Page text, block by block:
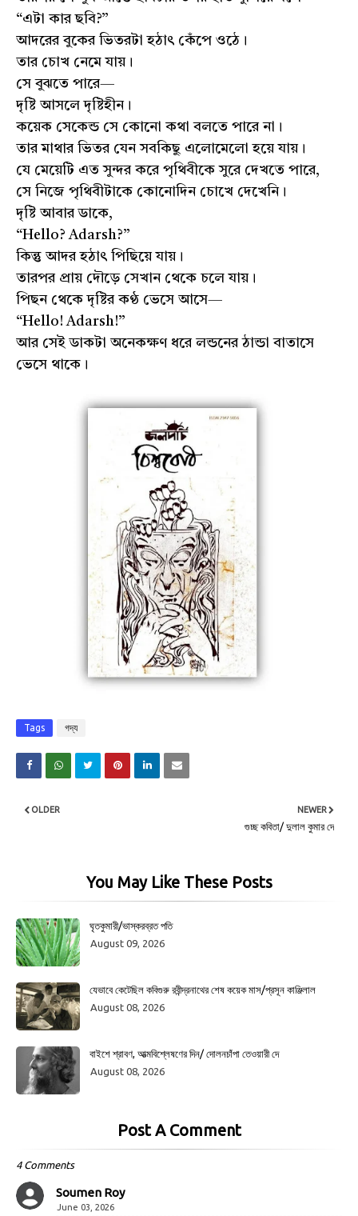
“এটা কার ছবি?”
আদরের বুকের ভিতরটা হঠাৎ কেঁপে ওঠে।
তার চোখ নেমে যায়।
সে বুঝতে পারে—
দৃষ্টি আসলে দৃষ্টিহীন।
কয়েক সেকেন্ড সে কোনো কথা বলতে পারে না।
তার মাথার ভিতর যেন সবকিছু এলোমেলো হয়ে যায়।
যে মেয়েটি এত সুন্দর করে পৃথিবীকে সুরে দেখতে পারে,
সে নিজে পৃথিবীটাকে কোনোদিন চোখে দেখেনি।
দৃষ্টি আবার ডাকে,
“Hello? Adarsh?”
কিন্তু আদর হঠাৎ পিছিয়ে যায়।
তারপর প্রায় দৌড়ে সেখান থেকে চলে যায়।
পিছন থেকে দৃষ্টির কণ্ঠ ভেসে আসে—
“Hello! Adarsh!”
আর সেই ডাকটা অনেকক্ষণ ধরে লন্ডনের ঠান্ডা বাতাসে
ভেসে থাকে।
Tags গদ্য
NEWER
গুচ্ছ কবিতা/ দুলাল কুমার দে
OLDER
You May Like These Posts
ঘৃতকুমারী/ভাস্করব্রত পতি
August 09, 2026
যেভাবে কেটেছিল কবিগুরু রবীন্দ্রনাথের শেষ কয়েক মাস/প্রসূন কাঞ্জিলাল
August 08, 2026
বাইশে শ্রাবণ, আত্মবিশ্লেষণের দিন/ দোলনচাঁপা তেওয়ারী দে
August 08, 2026
Post A Comment
4 Comments
Soumen Roy
June 03, 2026